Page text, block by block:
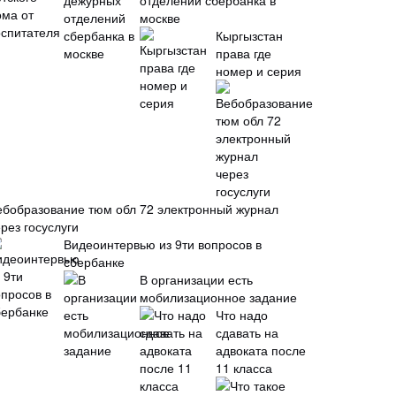
москве
Кыргызстан
права где
номер и серия
тюм обл 72 электронный журнал
госуслуги
Видеоинтервью из 9ти вопросов в
сбербанке
В организации есть
мобилизационное задание
Что надо
сдавать на
адвоката после
11 класса